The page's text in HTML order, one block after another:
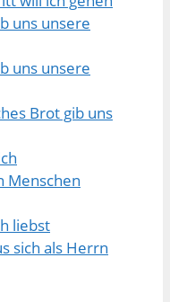
uns unsere
uns unsere
Brot gib uns
Menschen
liebst
sich als Herrn